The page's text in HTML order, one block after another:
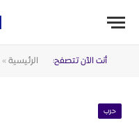
أنت الآن تتصفح: الرئيسية »
حرب